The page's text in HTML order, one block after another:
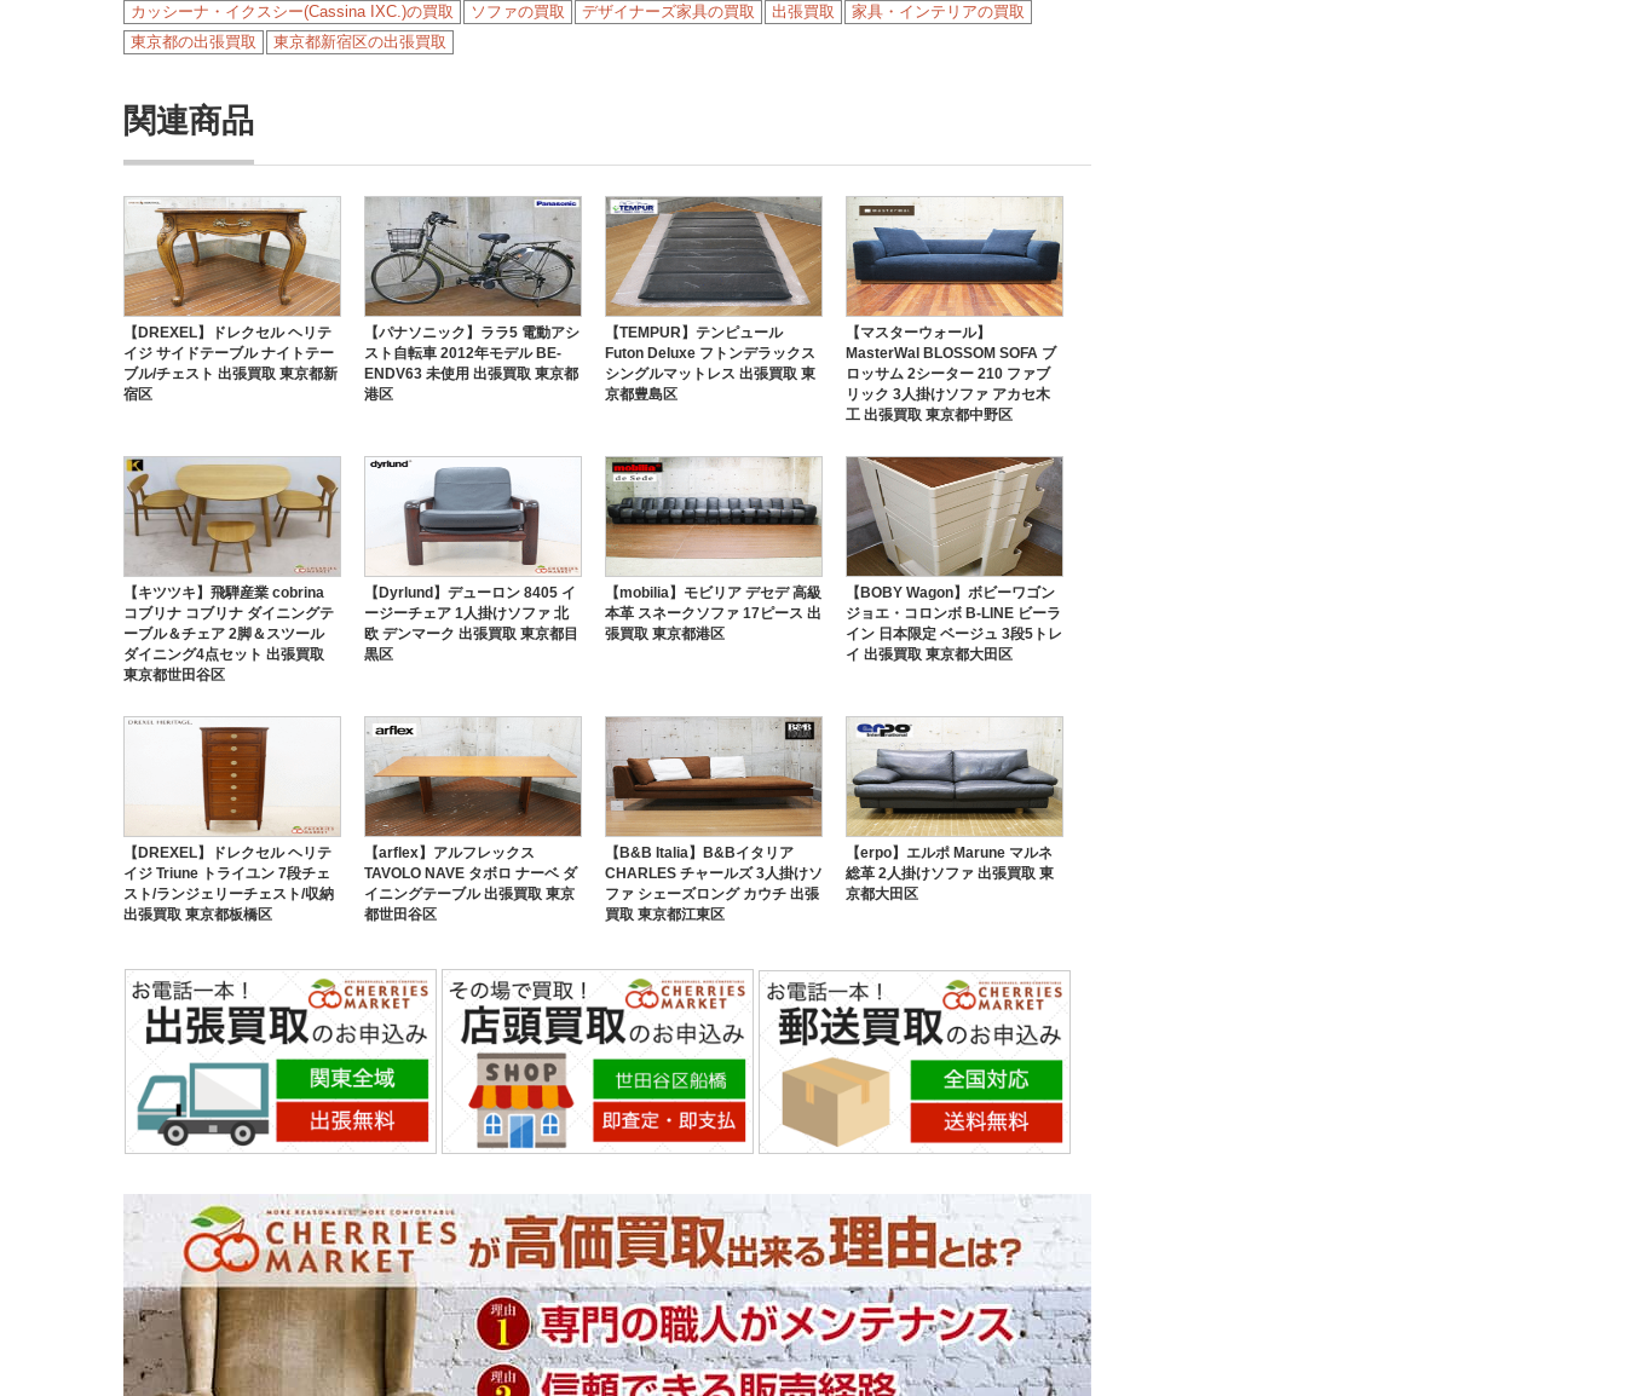
カッシーナ・イクスシー(Cassina IXC.)の買取
ソファの買取 デザイナーズ家具の買取 出張買取
家具・インテリアの買取
東京都の出張買取
東京都新宿区の出張買取
関連商品
【DREXEL】ドレクセル ヘリテ
イジ サイドテーブル ナイトテー
ブル/チェスト 出張買取 東京都新
宿区
【パナソニック】ララ5 電動アシ
スト自転車 2012年モデル BE-
ENDV63 未使用 出張買取 東京都
港区
【TEMPUR】テンピュール
Futon Deluxe フトンデラックス
シングルマットレス 出張買取 東
京都豊島区
【マスターウォール】
MasterWal BLOSSOM SOFA ブ
ロッサム 2シーター 210 ファブ
リック 3人掛けソファ アカセ木
工 出張買取 東京都中野区
【キツツキ】飛騨産業 cobrina
コブリナ コブリナ ダイニングテ
ーブル＆チェア 2脚＆スツール
ダイニング4点セット 出張買取
東京都世田谷区
【Dyrlund】デューロン 8405 イ
ージーチェア 1人掛けソファ 北
欧 デンマーク 出張買取 東京都目
黒区
【mobilia】モビリア デセデ 高級
本革 スネークソファ 17ピース 出
張買取 東京都港区
【BOBY Wagon】ボビーワゴン
ジョエ・コロンボ B-LINE ビーラ
イン 日本限定 ベージュ 3段5トレ
イ 出張買取 東京都大田区
【DREXEL】ドレクセル ヘリテ
イジ Triune トライユン 7段チェ
スト/ランジェリーチェスト/収納
出張買取 東京都板橋区
【arflex】アルフレックス
TAVOLO NAVE タボロ ナーベ ダ
イニングテーブル 出張買取 東京
都世田谷区
【B&B Italia】B&Bイタリア
CHARLES チャールズ 3人掛けソ
ファ シェーズロング カウチ 出張
買取 東京都江東区
【erpo】エルポ Marune マルネ
総革 2人掛けソファ 出張買取 東
京都大田区